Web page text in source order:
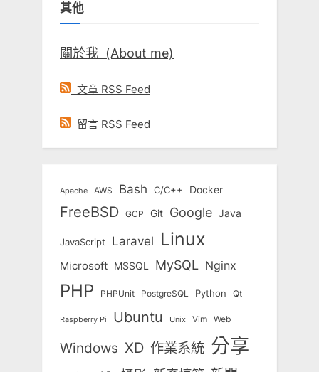
字:
其他
關於我 (About me)
文章 RSS Feed
留言 RSS Feed
Apache AWS Bash C/C++ Docker
FreeBSD GCP Git Google Java
JavaScript Laravel Linux
Microsoft MSSQL MySQL Nginx
PHP PHPUnit PostgreSQL Python Qt
Raspberry Pi Ubuntu Unix Vim Web
Windows XD 作業系統 分享